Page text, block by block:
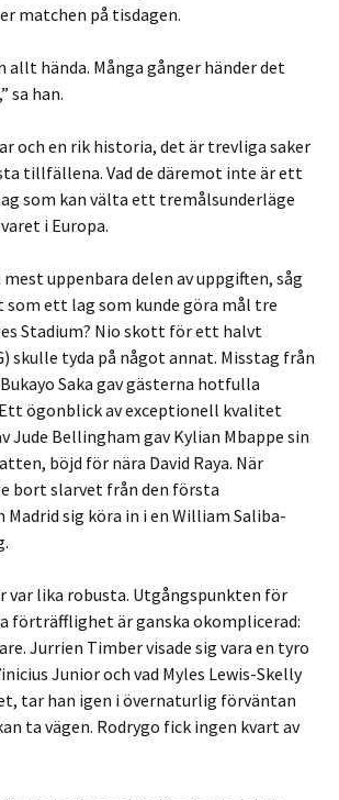
matchen på tisdagen.
hända. Många gånger händer det
sa han.
och en rik historia, det är trevliga saker
tillfällena. Vad de däremot inte är ett
som kan välta ett tremålsunderläge
i Europa.
mest uppenbara delen av uppgiften, såg
ett lag som kunde göra mål tre
Stadium? Nio skott för ett halvt
skulle tyda på något annat. Misstag från
Saka gav gästerna hotfulla
ögonblick av exceptionell kvalitet
Jude Bellingham gav Kylian Mbappe sin
böjd för nära David Raya. När
bort slarvet från den första
sig köra in i en William Saliba-
var lika robusta. Utgångspunkten för
förträfflighet är ganska okomplicerad:
Jurrien Timber visade sig vara en tyro
Junior och vad Myles Lewis-Skelly
tar han igen i övernaturlig förväntan
ta vägen. Rodrygo fick ingen kvart av